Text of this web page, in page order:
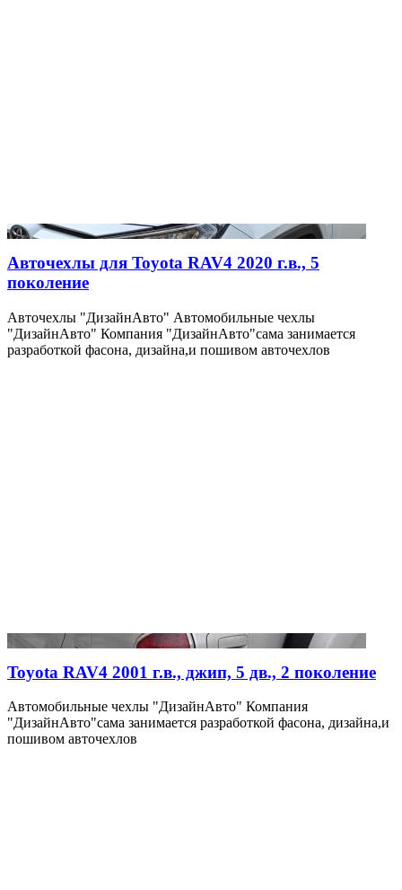
Авточехлы для Toyota RAV4 2020 г.в., 5
поколение
Авточехлы "ДизайнАвто" Автомобильные чехлы
"ДизайнАвто" Компания "ДизайнАвто"сама занимается
разработкой фасона, дизайна,и пошивом авточехлов
Toyota RAV4 2001 г.в., джип, 5 дв., 2 поколение
Автомобильные чехлы "ДизайнАвто" Компания
"ДизайнАвто"сама занимается разработкой фасона, дизайна,и
пошивом авточехлов